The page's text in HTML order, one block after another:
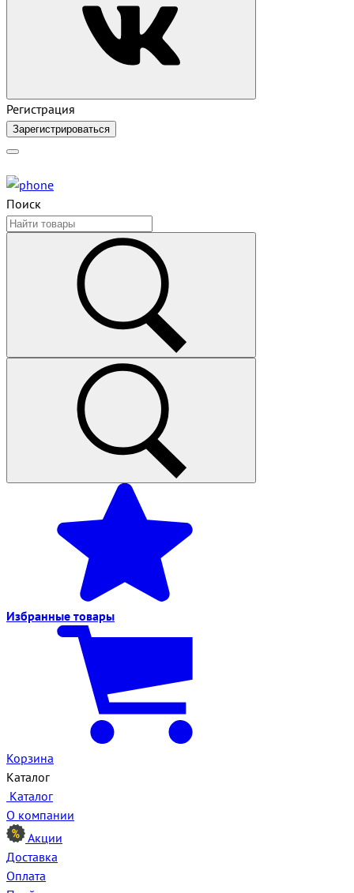
Регистрация
Зарегистрироваться
Поиск
Избранные товары
Корзина
Каталог
Каталог
О компании
Акции
Доставка
Оплата